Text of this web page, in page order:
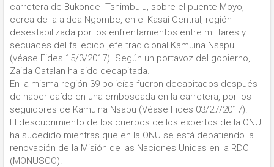
carretera de Bukonde -Tshimbulu, sobre el puente Moyo,
cerca de la aldea Ngombe, en el Kasai Central, región
desestabilizada por los enfrentamientos entre militares y
secuaces del fallecido jefe tradicional Kamuina Nsapu
(véase Fides 15/3/2017). Según un portavoz del gobierno,
Zaida Catalan ha sido decapitada.
En la misma región 39 policías fueron decapitados después
de haber caído en una emboscada en la carretera, por los
seguidores de Kamuina Nsapu (Véase Fides 03/27/2017).
El descubrimiento de los cuerpos de los expertos de la ONU
ha sucedido mientras que en la ONU se está debatiendo la
renovación de la Misión de las Naciones Unidas en la RDC
(MONUSCO).